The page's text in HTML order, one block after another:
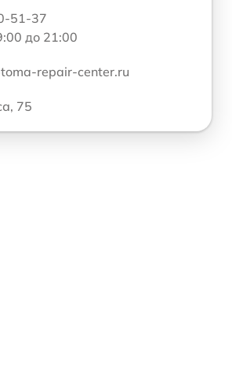
51-37
до 21:00
repair-center.ru
75